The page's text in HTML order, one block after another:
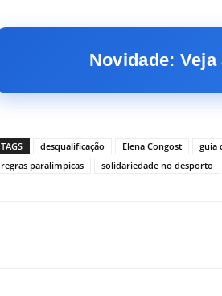
Novidade:
TAGS desqualificação Elena Congost guia
regras paralímpicas
solidariedade no desporto